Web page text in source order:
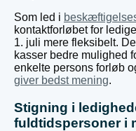
Som led i
kontaktforløbet for
1. juli mere fleksibelt.
kasser bedre mulighed
enkelte persons forløb
giver bedst mening.
Stigning i
fuldtidspersoner i